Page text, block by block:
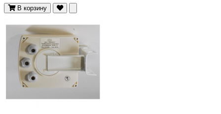
В корзину